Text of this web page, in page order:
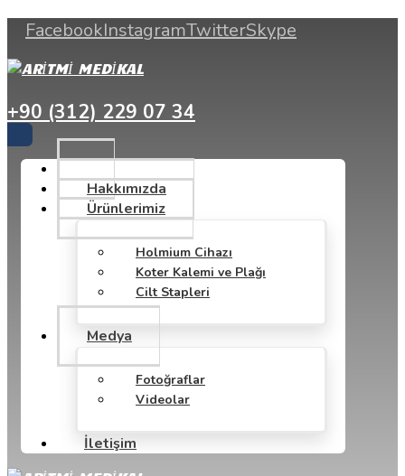
FacebookInstagramTwitterSkype
+90 (312) 229 07 34
Hakkımızda
Ürünlerimiz
Holmium Cihazı
Koter Kalemi ve Plağı
Cilt Stapleri
Medya
Fotoğraflar
Videolar
İletişim